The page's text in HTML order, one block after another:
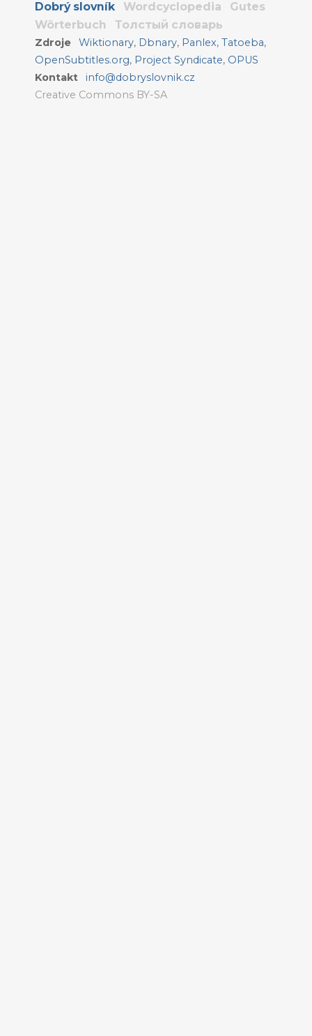
Dobrý slovník Wordcyclopedia
Gutes
Wörterbuch
Толстый словарь
Zdroje Wiktionary, Dbnary, Panlex,Tatoeba,
OpenSubtitles.org, Project Syndicate, OPUS
Kontakt
info@dobryslovnik.cz
Creative Commons BY-SA